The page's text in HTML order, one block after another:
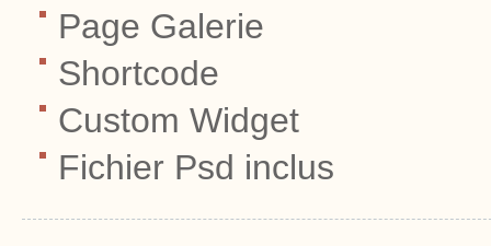
Page Galerie
Shortcode
Custom Widget
Fichier Psd inclus